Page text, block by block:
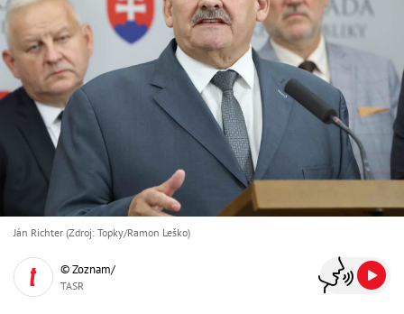
Ján Richter (Zdroj: Topky/Ramon Leško)
© Zoznam/
TASR